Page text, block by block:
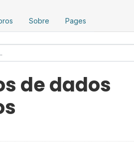
Sobre Pages
de dados